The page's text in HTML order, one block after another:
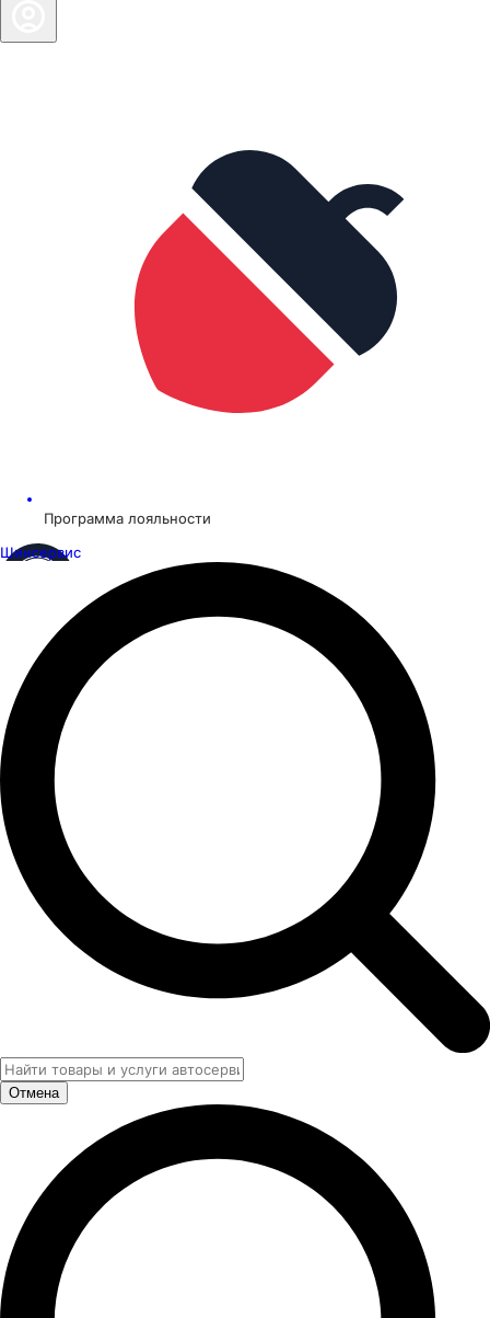
Программа лояльности
Шинсервис
Отмена